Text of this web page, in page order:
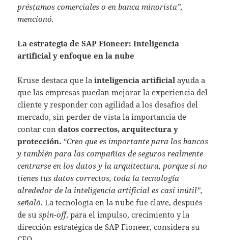
préstamos comerciales o en banca minorista”,
mencionó.
La estrategia de SAP Fioneer: Inteligencia
artificial y enfoque en la nube
Kruse destaca que lainteligencia artificialayuda a
que las empresas puedan mejorar la experiencia del
cliente y responder con agilidad a los desafíos del
mercado, sin perder de vista la importancia de
contar con datos correctos, arquitectura y
protección. “Creo que es importante para los bancos
y también para las compañías de seguros realmente
centrarse en los datos y la arquitectura, porque si no
tienes tus datos correctos, toda la tecnología
alrededor de la inteligencia artificial es casi inútil”,
señaló.La tecnología en la nube fue clave, después
de suspin-off, para el impulso, crecimiento y la
dirección estratégica de SAP Fioneer, considera su